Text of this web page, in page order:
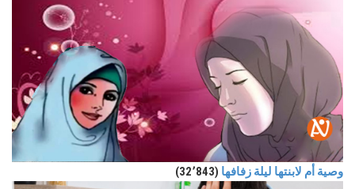
وصية أم لابنتها ليلة زفافها (32٬843)